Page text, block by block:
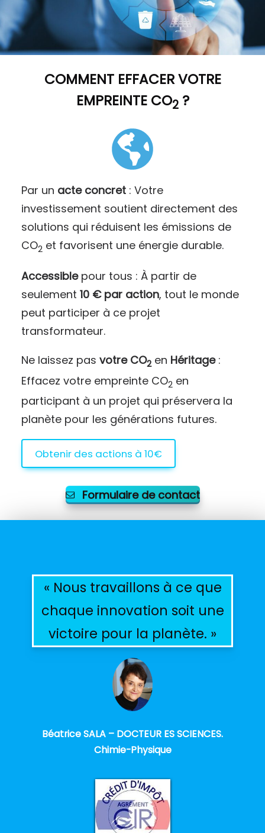
COMMENT EFFACER VOTRE
EMPREINTE CO2?
Par un acte concret: Votre
investissement soutient directement des
solutions qui réduisent les émissions de
CO2 et favorisent une énergie durable.
Accessiblepour tous : À partir de
seulement 10 € par action, tout le monde
peut participer à ce projet
transformateur.
Ne laissez pas votre CO2en Héritage:
Effacez votre empreinte CO2 en
participant à un projet qui préservera la
planète pour les générations futures.
Obtenir des actions à 10€
Formulaire de contact
« Nous travaillons à ce que
chaque innovation soit une
victoire pour la planète. »
Béatrice SALA – DOCTEUR ES SCIENCES.
Chimie-Physique